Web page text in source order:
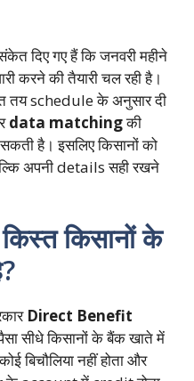
दिए गए हैं कि जनवरी महीने
करने की तैयारी चल रही है।
तय schedule के अनुसार दी
data matchingकी
है। इसलिए किसानों को
अपनी details सही रखने
किसानों के
Direct Benefit
सीधे किसानों के बैंक खाते में
बिचौलिया नहीं होता और